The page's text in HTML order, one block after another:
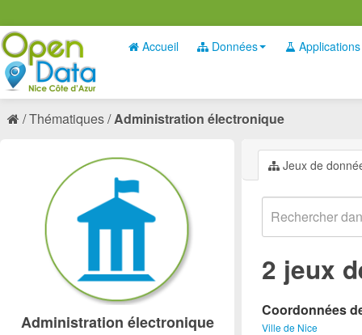
Accueil Données Applications
Thématiques Administration électronique
Jeux de
2 jeux
Coordonnées
Ville de Nice
Administration électronique